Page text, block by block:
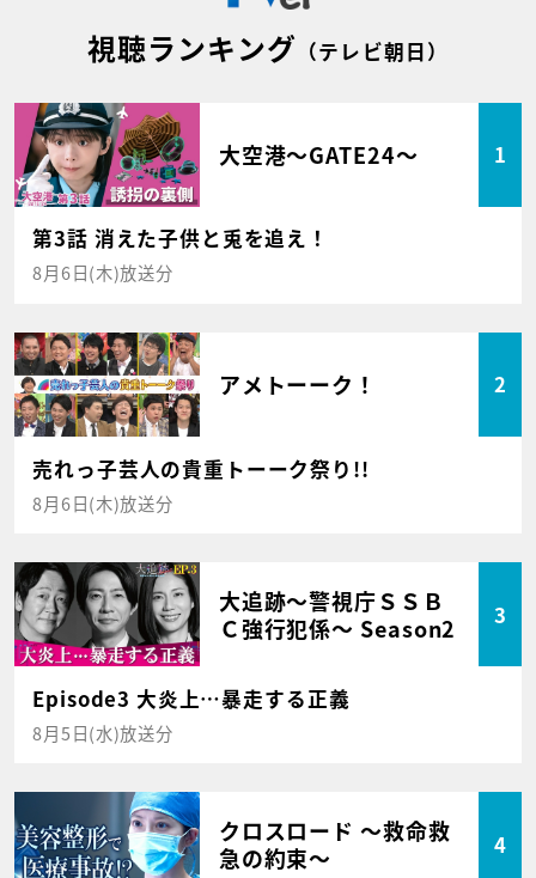
視聴ランキング （テレビ朝日）
大空港～GATE24～ 1
第3話 消えた子供と兎を追え！
8月6日(木)放送分
アメトーーク！ 2
売れっ子芸人の貴重トーーク祭り!!
8月6日(木)放送分
大追跡～警視庁ＳＳＢ
Ｃ強行犯係～ Season2
3
Episode3 大炎上…暴走する正義
8月5日(水)放送分
クロスロード ～救命救
急の約束～
4